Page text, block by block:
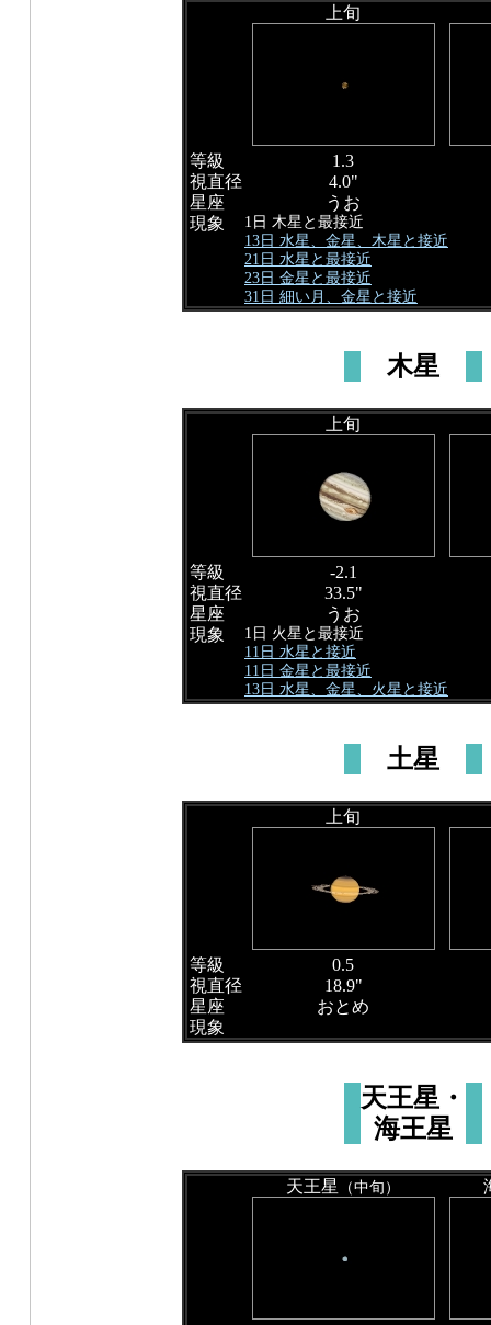
上旬
等級
1.3
視直径
4.0"
星座
うお
現象
1日 木星と最接近
13日 水星、金星、木星と接近
21日 水星と最接近
23日 金星と最接近
31日 細い月、金星と接近
木星
上旬
等級
-2.1
視直径
33.5"
星座
うお
現象
1日 火星と最接近
11日 水星と接近
11日 金星と最接近
13日 水星、金星、火星と接近
土星
上旬
等級
0.5
視直径
18.9"
星座
おとめ
現象
天王星・
海王星
天王星 （中旬）